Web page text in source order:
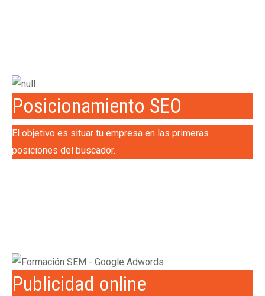
Posicionamiento SEO
El objetivo es situar tu empresa en las primeras
posiciones del buscador.
Publicidad online